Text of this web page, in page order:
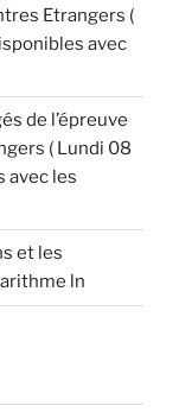
Etrangers (
avec
de l’épreuve
( Lundi 08
avec les
et les
ln